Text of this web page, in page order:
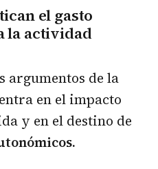
el gasto
la actividad
argumentos de la
en el impacto
y en el destino de